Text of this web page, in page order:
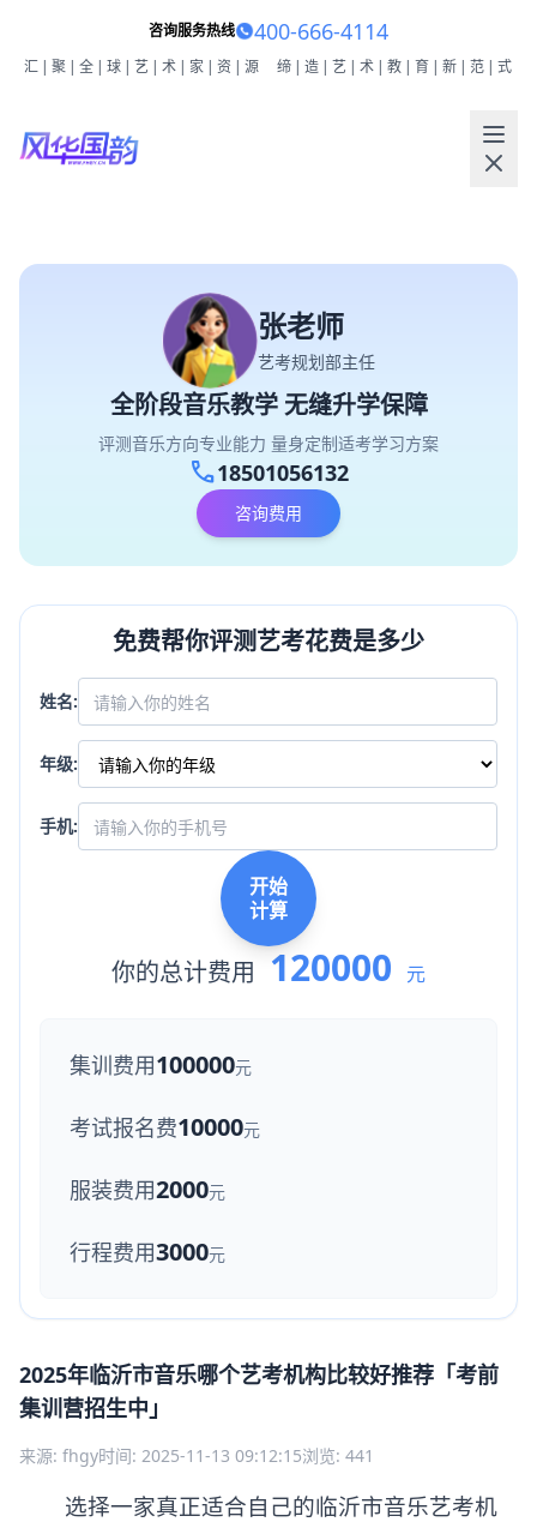
咨询服务热线 400-666-4114
汇|聚|全|球|艺|术|家|资|源 缔|造|艺|术|教|育|新|范|式
张老师
艺考规划部主任
全阶段音乐教学 无缝升学保障
评测音乐方向专业能力 量身定制适考学习方案
call18501056132
咨询费用
免费帮你评测艺考花费是多少
姓名:
年级:
手机:
开始
计算
你的总计费用 120000 元
集训费用100000元
考试报名费10000元
服装费用2000元
行程费用3000元
2025年临沂市音乐哪个艺考机构比较好推荐「考前
集训营招生中」
来源: fhgy时间: 2025-11-13 09:12:15浏览: 441
选择一家真正适合自己的临沂市音乐艺考机